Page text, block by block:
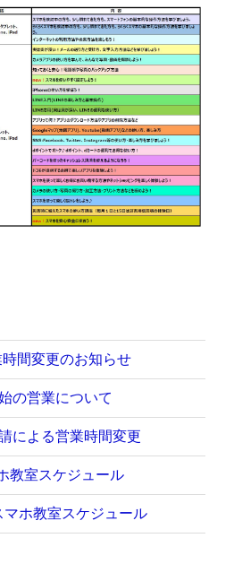
間変更のお知らせ
の営業について
による営業時間変更
教室スケジュール
マホ教室スケジュール